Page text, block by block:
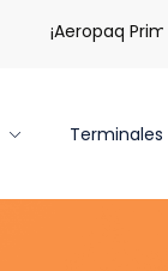
¡Aeropaq Prime
Terminales